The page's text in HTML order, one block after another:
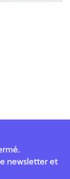
newsletter et